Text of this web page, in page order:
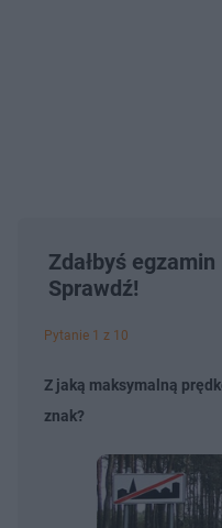
Zdałbyś
Sprawdź!
Pytanie 1 z 10
Z jaką maksymalną
znak?